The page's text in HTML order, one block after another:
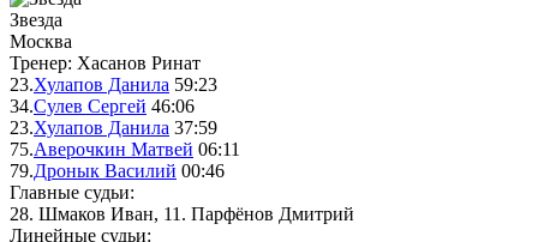
Звезда
Москва
Тренер: Хасанов Ринат
23.Хулапов Данила 59:23
34.Сулев Сергей 46:06
23.Хулапов Данила 37:59
75.Аверочкин Матвей 06:11
79.Дронык Василий 00:46
Главные судьи:
28. Шмаков Иван, 11. Парфёнов Дмитрий
Линейные судьи: